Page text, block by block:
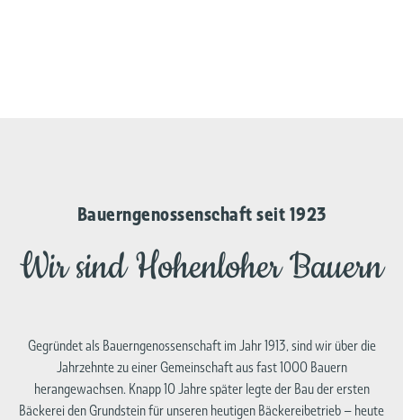
Bauerngenossenschaft seit 1923
Wir sind Hohenloher Bauern
Gegründet als Bauerngenossenschaft im Jahr 1913, sind wir über die
Jahrzehnte zu einer Gemeinschaft aus fast 1000 Bauern
herangewachsen. Knapp 10 Jahre später legte der Bau der ersten
Bäckerei den Grundstein für unseren heutigen Bäckereibetrieb – heute